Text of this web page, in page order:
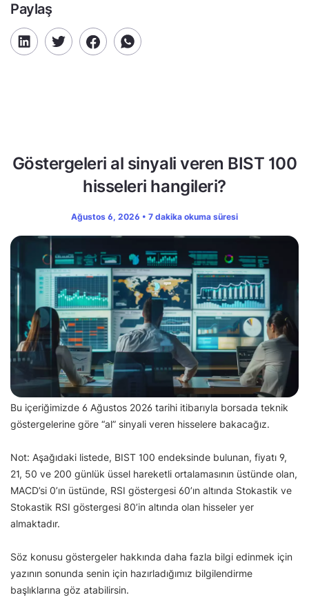
Paylaş
Göstergeleri al sinyali veren BIST 100
hisseleri hangileri?
Ağustos 6, 2026 • 7 dakika okuma süresi
Bu içeriğimizde 6 Ağustos 2026 tarihi itibarıyla borsada teknik
göstergelerine göre “al” sinyali veren hisselere bakacağız.
Not: Aşağıdaki listede, BIST 100 endeksinde bulunan, fiyatı 9,
21, 50 ve 200 günlük üssel hareketli ortalamasının üstünde olan,
MACD’si 0’ın üstünde, RSI göstergesi 60’ın altında Stokastik ve
Stokastik RSI göstergesi 80’in altında olan hisseler yer
almaktadır.
Söz konusu göstergeler hakkında daha fazla bilgi edinmek için
yazının sonunda senin için hazırladığımız bilgilendirme
başlıklarına göz atabilirsin.